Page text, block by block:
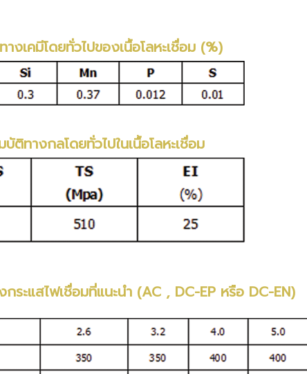
งเคมีโดยทั่วไปของเนื้อโลหะเชื่อม (%)
ติทางกลโดยทั่วไปในเนื้อโลหะเชื่อม
ระแสไฟเชื่อมที่แนะนำ (AC , DC-EP หรือ DC-EN)